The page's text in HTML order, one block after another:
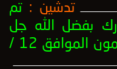
تدشين : تم
بفضل الله جل
في علاه يوم الإثنين الميمون الموافق 12 /